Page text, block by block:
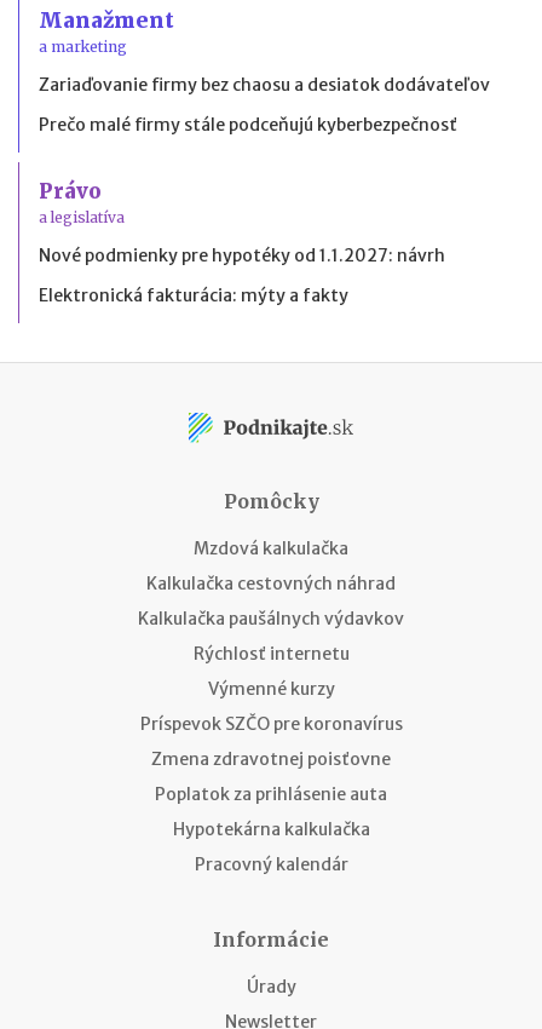
Manažment
a marketing
Zariaďovanie firmy bez chaosu a desiatok dodávateľov
Prečo malé firmy stále podceňujú kyberbezpečnosť
Právo
a legislatíva
Nové podmienky pre hypotéky od 1.1.2027: návrh
Elektronická fakturácia: mýty a fakty
Pomôcky
Mzdová kalkulačka
Kalkulačka cestovných náhrad
Kalkulačka paušálnych výdavkov
Rýchlosť internetu
Výmenné kurzy
Príspevok SZČO pre koronavírus
Zmena zdravotnej poisťovne
Poplatok za prihlásenie auta
Hypotekárna kalkulačka
Pracovný kalendár
Informácie
Úrady
Newsletter